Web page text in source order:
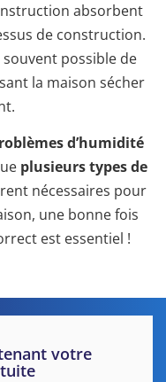
absorbent
de construction.
possible de
la maison sécher
d’humidité
plusieurs types de
nécessaires pour
une bonne fois
est essentiel !
votre